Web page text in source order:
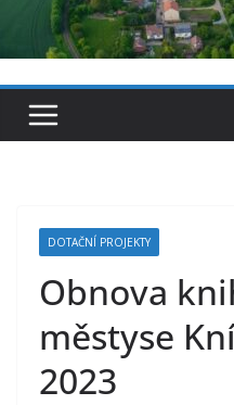
DOTAČNÍ PROJEKTY
Obnova
městyse
2023